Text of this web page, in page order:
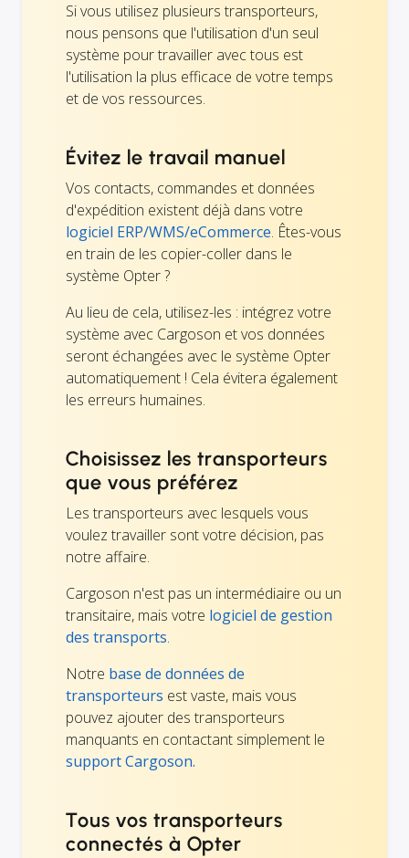
Si vous utilisez plusieurs transporteurs,
nous pensons que l'utilisation d'un seul
système pour travailler avec tous est
l'utilisation la plus efficace de votre temps
et de vos ressources.
Évitez le travail manuel
Vos contacts, commandes et données
d'expédition existent déjà dans votre
logiciel ERP/WMS/eCommerce. Êtes-vous
en train de les copier-coller dans le
système Opter ?
Au lieu de cela, utilisez-les : intégrez votre
système avec Cargoson et vos données
seront échangées avec le système Opter
automatiquement ! Cela évitera également
les erreurs humaines.
Choisissez les transporteurs
que vous préférez
Les transporteurs avec lesquels vous
voulez travailler sont votre décision, pas
notre affaire.
Cargoson n'est pas un intermédiaire ou un
transitaire, mais votre logiciel de gestion
des transports.
Notre base de données de
transporteurs est vaste, mais vous
pouvez ajouter des transporteurs
manquants en contactant simplement le
support Cargoson.
Tous vos transporteurs
connectés à Opter